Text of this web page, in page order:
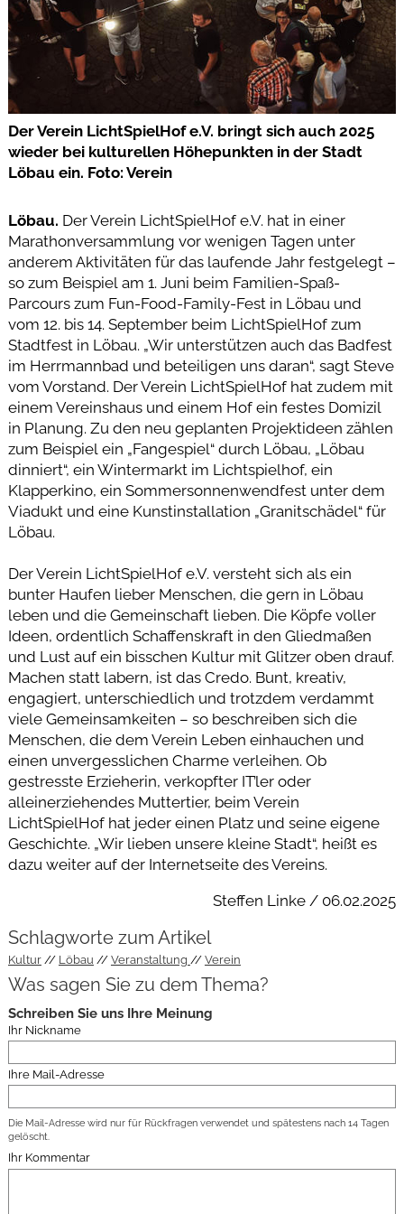
Der Verein LichtSpielHof e.V. bringt sich auch 2025
wieder bei kulturellen Höhepunkten in der Stadt
Löbau ein. Foto: Verein
Löbau. Der Verein LichtSpielHof e.V. hat in einer
Marathonversammlung vor wenigen Tagen unter
anderem Aktivitäten für das laufende Jahr festgelegt –
so zum Beispiel am 1. Juni beim Familien-Spaß-
Parcours zum Fun-Food-Family-Fest in Löbau und
vom 12. bis 14. September beim LichtSpielHof zum
Stadtfest in Löbau. „Wir unterstützen auch das Badfest
im Herrmannbad und beteiligen uns daran“, sagt Steve
vom Vorstand. Der Verein LichtSpielHof hat zudem mit
einem Vereinshaus und einem Hof ein festes Domizil
in Planung. Zu den neu geplanten Projektideen zählen
zum Beispiel ein „Fangespiel“ durch Löbau, „Löbau
dinniert“, ein Wintermarkt im Lichtspielhof, ein
Klapperkino, ein Sommersonnenwendfest unter dem
Viadukt und eine Kunstinstallation „Granitschädel“ für
Löbau.
Der Verein LichtSpielHof e.V. versteht sich als ein
bunter Haufen lieber Menschen, die gern in Löbau
leben und die Gemeinschaft lieben. Die Köpfe voller
Ideen, ordentlich Schaffenskraft in den Gliedmaßen
und Lust auf ein bisschen Kultur mit Glitzer oben drauf.
Machen statt labern, ist das Credo. Bunt, kreativ,
engagiert, unterschiedlich und trotzdem verdammt
viele Gemeinsamkeiten – so beschreiben sich die
Menschen, die dem Verein Leben einhauchen und
einen unvergesslichen Charme verleihen. Ob
gestresste Erzieherin, verkopfter IT’ler oder
alleinerziehendes Muttertier, beim Verein
LichtSpielHof hat jeder einen Platz und seine eigene
Geschichte. „Wir lieben unsere kleine Stadt“, heißt es
dazu weiter auf der Internetseite des Vereins.
Steffen Linke / 06.02.2025
Schlagworte zum Artikel
Kultur Löbau Veranstaltung Verein
Was sagen Sie zu dem Thema?
Schreiben Sie uns Ihre Meinung
Ihr Nickname
Ihre Mail-Adresse
Die Mail-Adresse wird nur für Rückfragen verwendet und spätestens nach 14 Tagen
gelöscht.
Ihr Kommentar